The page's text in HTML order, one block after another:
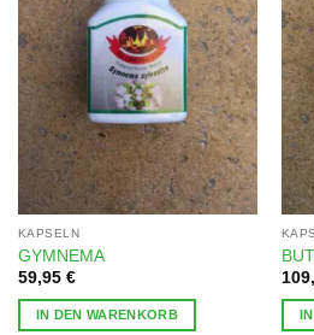
KAPSELN
GYMNEMA
59,95 €
IN DEN WARENKORB